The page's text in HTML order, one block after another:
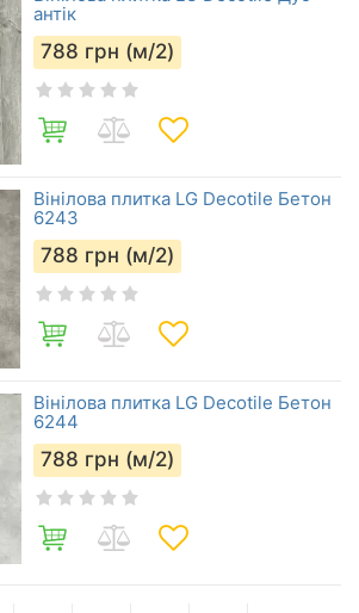
антік
788 грн (м/2)
Вінілова плитка LG Decotile Бетон
6243
788 грн (м/2)
Вінілова плитка LG Decotile Бетон
6244
788 грн (м/2)